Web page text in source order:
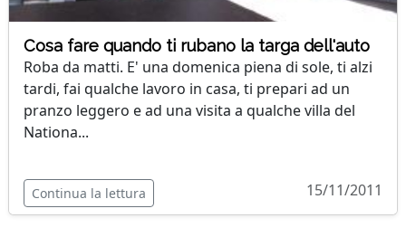
Cosa fare quando ti rubano la targa dell'auto
Roba da matti. E' una domenica piena di sole, ti alzi
tardi, fai qualche lavoro in casa, ti prepari ad un
pranzo leggero e ad una visita a qualche villa del
Nationa...
Continua la lettura 15/11/2011